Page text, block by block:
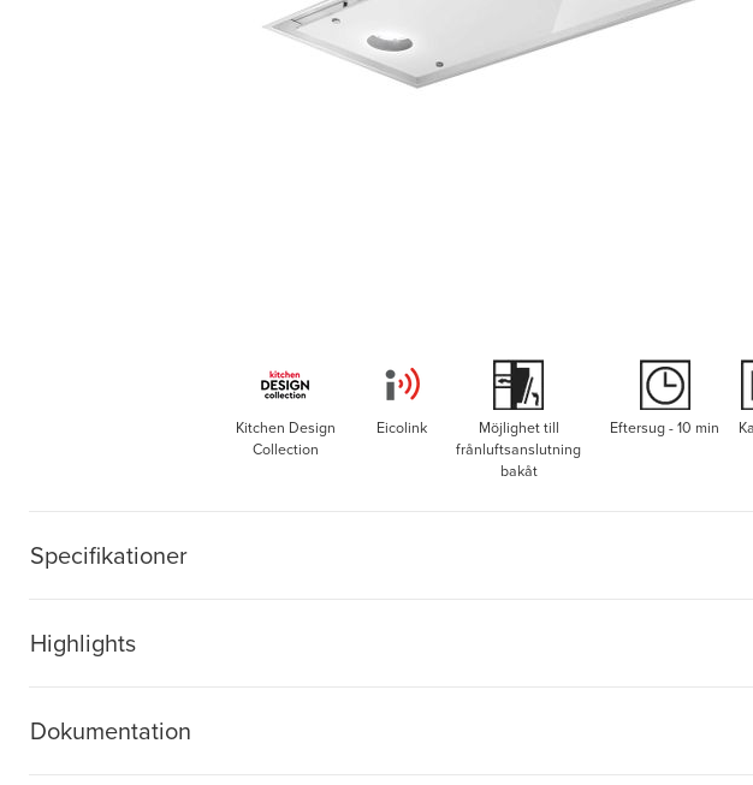
Kitchen Design
Collection
Eicolink
Möjlighet till
frånluftsanslutning
bakåt
Eftersug - 10 min
Specifikationer
Highlights
Dokumentation